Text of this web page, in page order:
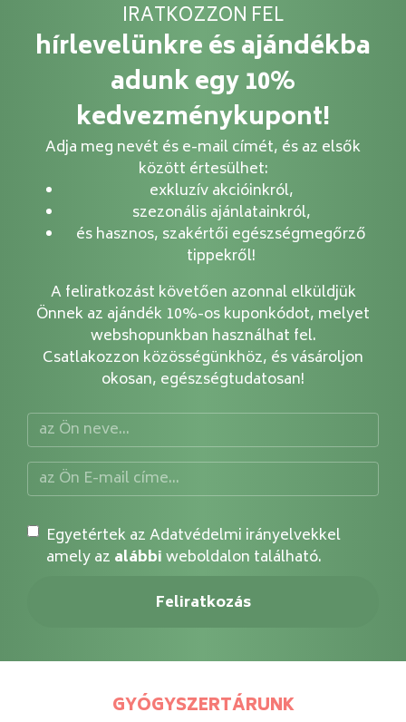
IRATKOZZON FEL
hírlevelünkre és ajándékba
adunk egy 10%
kedvezménykupont!
Adja meg nevét és e-mail címét, és az elsők
között értesülhet:
exkluzív akcióinkról,
szezonális ajánlatainkról,
és hasznos, szakértői egészségmegőrző
tippekről!
A feliratkozást követően azonnal elküldjük
Önnek az ajándék 10%-os kuponkódot, melyet
webshopunkban használhat fel.
Csatlakozzon közösségünkhöz, és vásároljon
okosan, egészségtudatosan!
Egyetértek az Adatvédelmi irányelvekkel
amely az alábbiweboldalon található.
GYÓGYSZERTÁRUNK